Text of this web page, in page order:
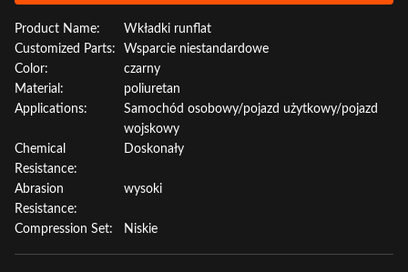
Product Name:
Wkładki runflat
Customized Parts:
Wsparcie niestandardowe
Color:
czarny
Material:
poliuretan
Applications:
Samochód osobowy/pojazd użytkowy/pojazd
wojskowy
Chemical
Resistance:
Doskonały
Abrasion
Resistance:
wysoki
Compression Set: Niskie